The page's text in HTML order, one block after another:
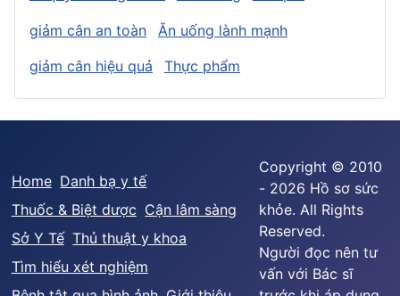
giảm cân an toàn
Ăn uống lành mạnh
giảm cân hiệu quả
Thực phẩm
Home Danh bạ y tế
Thuốc & Biệt dược Cận lâm sàng
Sở Y Tế Thủ thuật y khoa
Tìm hiểu xét nghiệm
Copyright © 2010
- 2026 Hồ sơ sức
khỏe. All Rights
Reserved.
Người đọc nên tư
vấn với Bác sĩ